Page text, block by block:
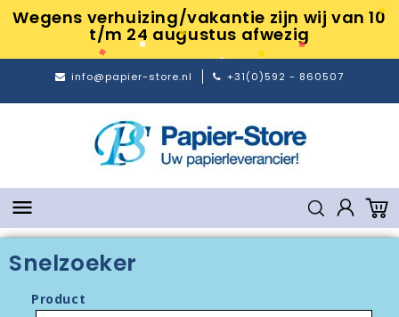
Wegens verhuizing/vakantie zijn wij van 10
t/m 24 augustus afwezig
info@papier-store.nl +31(0)592 - 860507

Snelzoeker
Product